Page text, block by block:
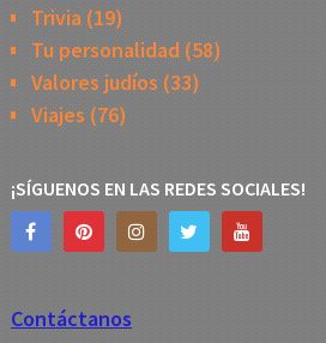
Trivia(19)
Tu personalidad(58)
Valores judíos (33)
Viajes (76)
¡SÍGUENOS EN LAS REDES SOCIALES!
Contáctanos